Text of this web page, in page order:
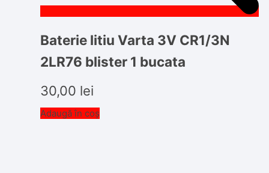
Baterie litiu Varta 3V CR1/3N
2LR76 blister 1 bucata
30,00 lei
Adaugă în coș